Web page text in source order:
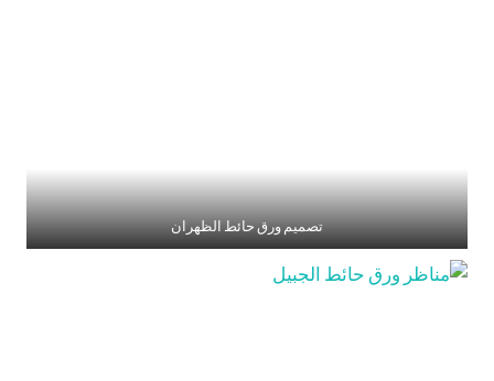
تصميم ورق حائط الظهران